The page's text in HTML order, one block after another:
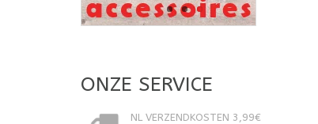
ONZE SERVICE
NL VERZENDKOSTEN 3,99€